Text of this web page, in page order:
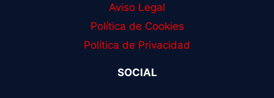
Aviso Legal
Política de Cookies
Política de Privacidad
SOCIAL